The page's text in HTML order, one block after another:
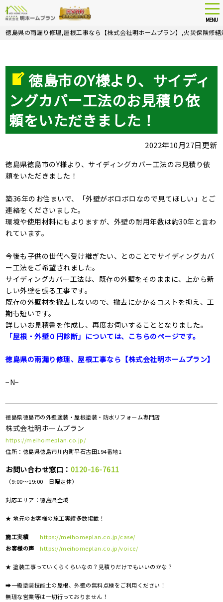
Skip
MENU
徳島県の雨漏り修理,屋根工事なら【株式会社明ホームプラン】,火災保険修繕
徳島市のY様より、サイディ
ングカバー工法のお見積り依
頼をいただきました！
2022年10月27日更新
徳島県徳島市のY様より、サイディングカバー工法のお見積り依
頼をいただきました！
築36年のお住まいで、「外壁がボロボロなので見てほしい」とご
連絡をくださいました。
環境や使用材料にもよりますが、外壁の耐用年数は約30年と言わ
れています。
今後も子供の世代へ受け継ぎたい、とのことでサイディングカバ
ー工法をご希望されました。
サイディングカバー工法は、既存の外壁をそのままに、上から新
しい外壁を張る工事です。
既存の外壁材を撤去しないので、撤去にかかるコストを抑え、工
期も短いです。
詳しいお見積書を作成し、再度お伺いすることとなりました。
「屋根・外壁０円診断」については、こちらのページです。
徳島県の雨漏り修理、屋根工事なら【株式会社明ホームプラン】
−N−
徳島県徳島市の外壁塗装・屋根塗装・防水リフォーム専門店
株式会社明ホームプラン
https://meihomeplan.co.jp/
住所：徳島県徳島市川内町平石古田194番地1
お問い合わせ窓口： 0120-16-7611
（9:00～19:00 日曜定休）
対応エリア：徳島県全域
★ 地元のお客様の施工実績多数掲載！
施工実績
https://meihomeplan.co.jp/case/
お客様の声
https://meihomeplan.co.jp/voice/
★ 塗装工事っていくらくらいなの？見積りだけでもいいのかな？
➡一級塗装技能士の屋根、外壁の無料点検をご利用ください！
無理な営業等は一切行っておりません！